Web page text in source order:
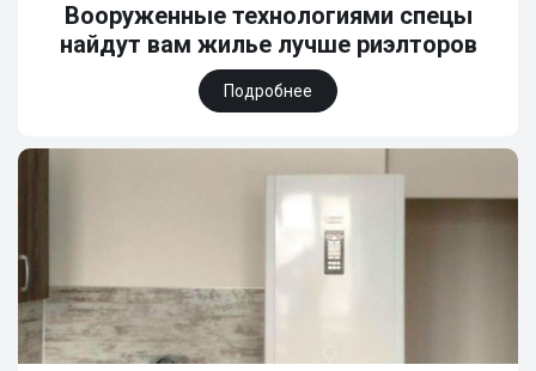
Вооруженные технологиями спецы
найдут вам жилье лучше риэлторов
Подробнее